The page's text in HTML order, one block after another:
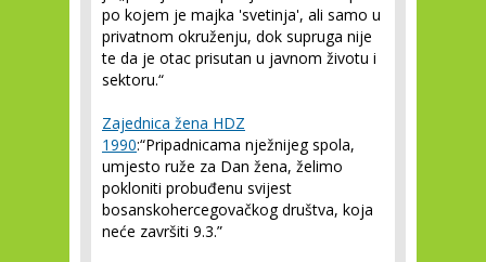
po kojem je majka 'svetinja', ali samo u
privatnom okruženju, dok supruga nije
te da je otac prisutan u javnom životu i
sektoru.“
Zajednica žena HDZ
1990:“Pripadnicama nježnijeg spola,
umjesto ruže za Dan žena, želimo
pokloniti probuđenu svijest
bosanskohercegovačkog društva, koja
neće završiti 9.3.”